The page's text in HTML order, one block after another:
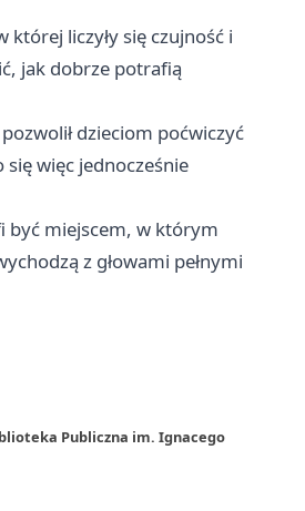
liczyły się czujność i
jak dobrze potrafią
dzieciom poćwiczyć
więc jednocześnie
być miejscem, w którym
z głowami pełnymi
Publiczna im. Ignacego